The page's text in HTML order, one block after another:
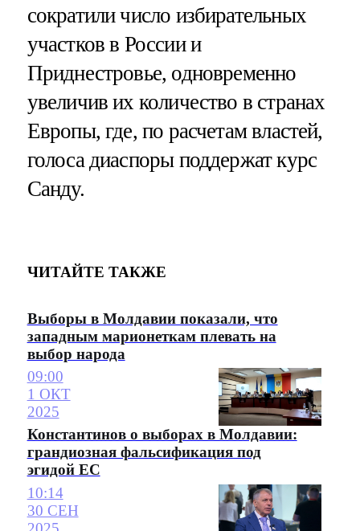
сократили число избирательных
участков в России и
Приднестровье, одновременно
увеличив их количество в странах
Европы, где, по расчетам властей,
голоса диаспоры поддержат курс
Санду.
ЧИТАЙТЕ ТАКЖЕ
Выборы в Молдавии показали, что
западным марионеткам плевать на
выбор народа
09:00
1 ОКТ
2025
Константинов о выборах в Молдавии:
грандиозная фальсификация под
эгидой ЕС
10:14
30 СЕН